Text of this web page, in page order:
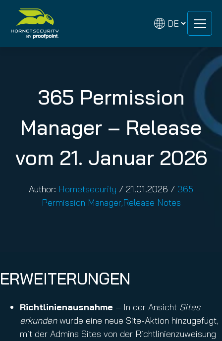
Inhalt
springen
Inhalt
springen
365 Permission
Manager – Release
vom 21. Januar 2026
Author: Hornetsecurity / 21.01.2026 / 365
Permission Manager,Release Notes
ERWEITERUNGEN
Richtlinienausnahme – In der Ansicht Sites
erkundenwurde eine neue Site-Aktion hinzugefügt,
mit der Admins Sites von der Richtlinienzuweisung